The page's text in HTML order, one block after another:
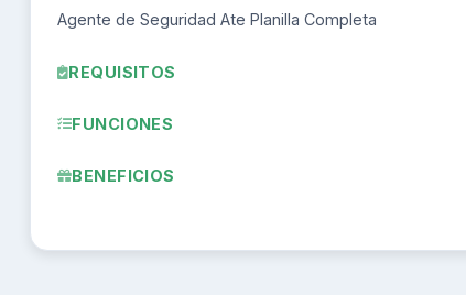
Agente de Seguridad Ate Planilla Completa
REQUISITOS
FUNCIONES
BENEFICIOS